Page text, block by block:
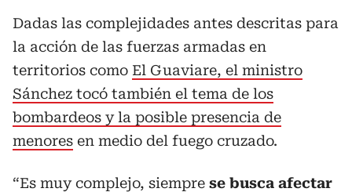
Dadas las complejidades antes descritas para
la acción de las fuerzas armadas en
territorios como El Guaviare, el ministro
Sánchez tocó también el tema de los
bombardeos y la posible presencia de
menores en medio del fuego cruzado.
“Es muy complejo, siempre se busca afectar